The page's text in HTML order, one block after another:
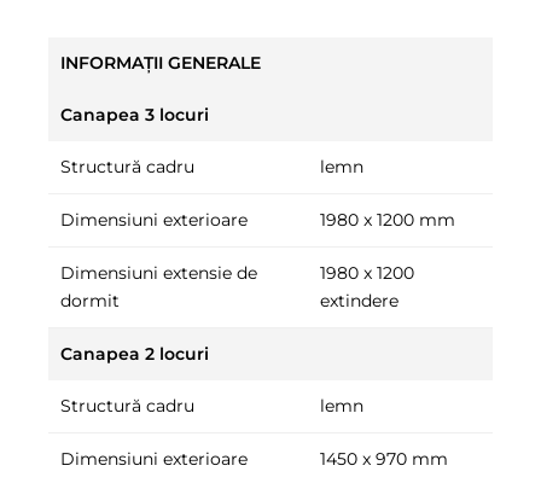
INFORMAȚII GENERALE
Canapea 3 locuri
Structură cadru lemn
Dimensiuni exterioare 1980 x 1200 mm
Dimensiuni extensie de
dormit
1980 x 1200
extindere
Canapea 2 locuri
Structură cadru lemn
Dimensiuni exterioare 1450 x 970 mm